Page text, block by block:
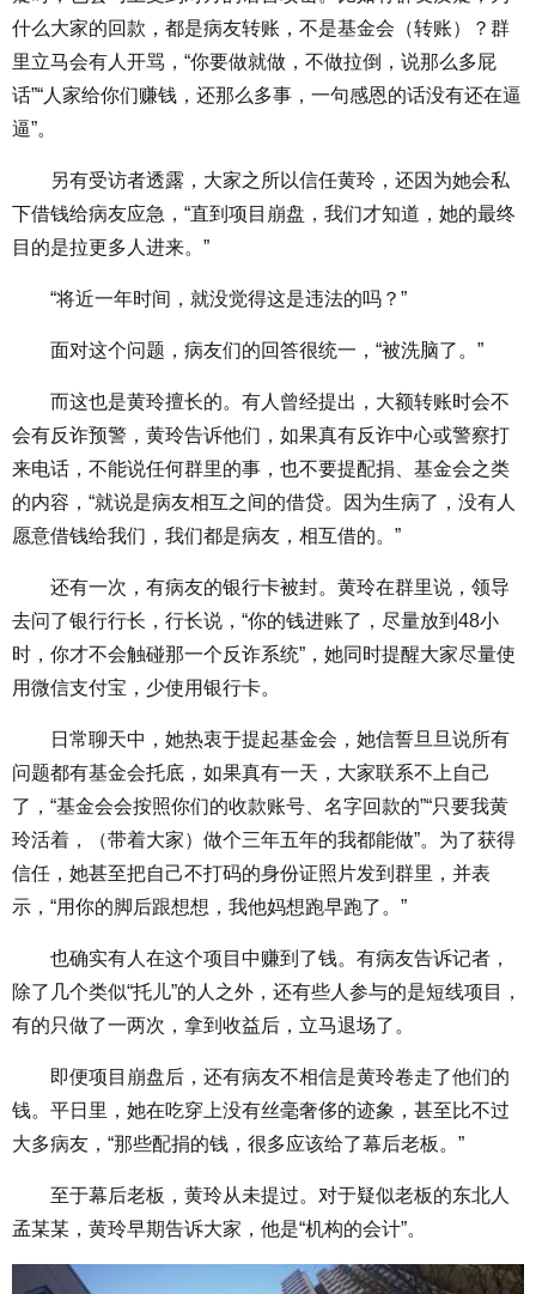
什么大家的回款，都是病友转账，不是基金会（转账）？群
里立马会有人开骂，“你要做就做，不做拉倒，说那么多屁
话”“人家给你们赚钱，还那么多事，一句感恩的话没有还在逼
逼”。
另有受访者透露，大家之所以信任黄玲，还因为她会私
下借钱给病友应急，“直到项目崩盘，我们才知道，她的最终
目的是拉更多人进来。”
“将近一年时间，就没觉得这是违法的吗？”
面对这个问题，病友们的回答很统一，“被洗脑了。”
而这也是黄玲擅长的。有人曾经提出，大额转账时会不
会有反诈预警，黄玲告诉他们，如果真有反诈中心或警察打
来电话，不能说任何群里的事，也不要提配捐、基金会之类
的内容，“就说是病友相互之间的借贷。因为生病了，没有人
愿意借钱给我们，我们都是病友，相互借的。”
还有一次，有病友的银行卡被封。黄玲在群里说，领导
去问了银行行长，行长说，“你的钱进账了，尽量放到48小
时，你才不会触碰那一个反诈系统”，她同时提醒大家尽量使
用微信支付宝，少使用银行卡。
日常聊天中，她热衷于提起基金会，她信誓旦旦说所有
问题都有基金会托底，如果真有一天，大家联系不上自己
了，“基金会会按照你们的收款账号、名字回款的”“只要我黄
玲活着，（带着大家）做个三年五年的我都能做”。为了获得
信任，她甚至把自己不打码的身份证照片发到群里，并表
示，“用你的脚后跟想想，我他妈想跑早跑了。”
也确实有人在这个项目中赚到了钱。有病友告诉记者，
除了几个类似“托儿”的人之外，还有些人参与的是短线项目，
有的只做了一两次，拿到收益后，立马退场了。
即便项目崩盘后，还有病友不相信是黄玲卷走了他们的
钱。平日里，她在吃穿上没有丝毫奢侈的迹象，甚至比不过
大多病友，“那些配捐的钱，很多应该给了幕后老板。”
至于幕后老板，黄玲从未提过。对于疑似老板的东北人
孟某某，黄玲早期告诉大家，他是“机构的会计”。